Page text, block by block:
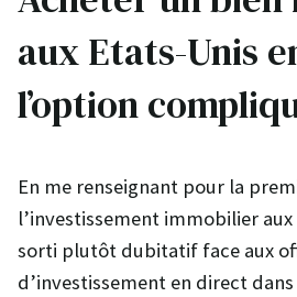
aux Etats-Unis
l’option
En me renseignant pour la
l’investissement immobilier aux
sorti plutôt dubitatif face aux
d’investissement en direct